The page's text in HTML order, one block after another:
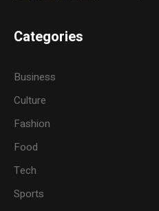
Categories
Business
Culture
Fashion
Food
Tech
Sports